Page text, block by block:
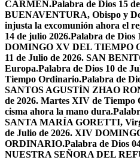
CARMEN.Palabra de Dios 15
BUENAVENTURA, Obispo y
injusta la excomunión ahora el
14 de julio 2026.Palabra de Dios
DOMINGO XV DEL TIEMPO
11 de Julio de 2026. SAN
Europa.Palabra de Dios 10 de
Tiempo Ordinario.Palabra de
SANTOS AGUSTÍN ZHAO
de 2026. Martes XIV de Tiempo
cisma ahora la mano dura.
SANTA MARÍA GORETTI,
de Julio de 2026. XIV
ORDINARIO.Palabra de Dios
NUESTRA SEÑORA DEL